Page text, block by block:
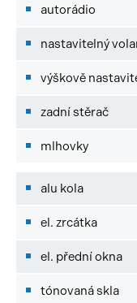
autorádio
nastavitelný
výškově
zadní stěrač
mlhovky
alu kola
el. zrcátka
el. přední okna
tónovaná skla